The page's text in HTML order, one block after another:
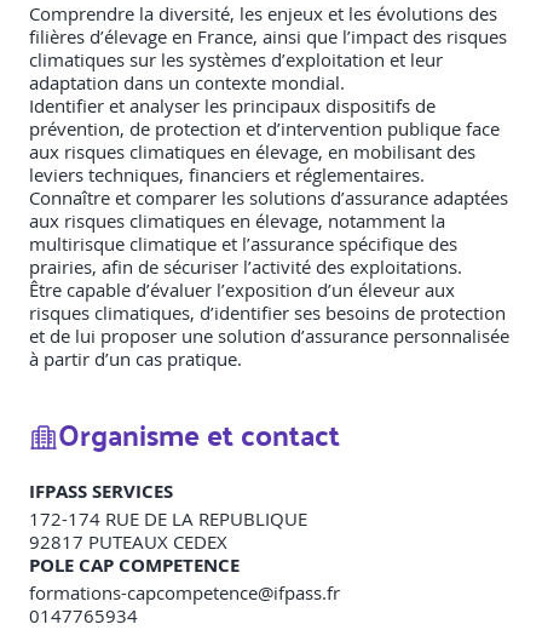
Comprendre la diversité, les enjeux et les évolutions des
filières d’élevage en France, ainsi que l’impact des risques
climatiques sur les systèmes d’exploitation et leur
adaptation dans un contexte mondial.
Identifier et analyser les principaux dispositifs de
prévention, de protection et d’intervention publique face
aux risques climatiques en élevage, en mobilisant des
leviers techniques, financiers et réglementaires.
Connaître et comparer les solutions d’assurance adaptées
aux risques climatiques en élevage, notamment la
multirisque climatique et l’assurance spécifique des
prairies, afin de sécuriser l’activité des exploitations.
Être capable d’évaluer l’exposition d’un éleveur aux
risques climatiques, d’identifier ses besoins de protection
et de lui proposer une solution d’assurance personnalisée
à partir d’un cas pratique.
Organisme et contact
IFPASS SERVICES
172-174 RUE DE LA REPUBLIQUE
92817 PUTEAUX CEDEX
POLE CAP COMPETENCE
formations-capcompetence@ifpass.fr
0147765934